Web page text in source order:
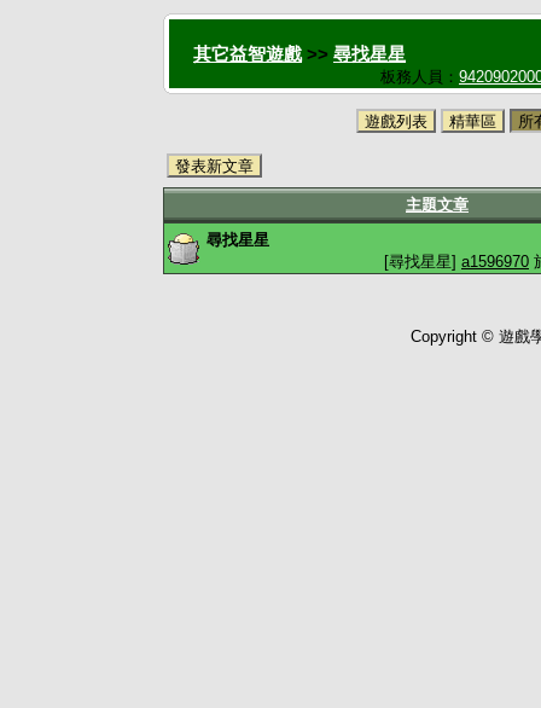
其它益智遊戲>> 尋找星星
板務人員：
遊戲列表 精華區 所
發表新文章
主題文章
尋找星星
[尋找星星] a1596970
Copyright © 遊戲